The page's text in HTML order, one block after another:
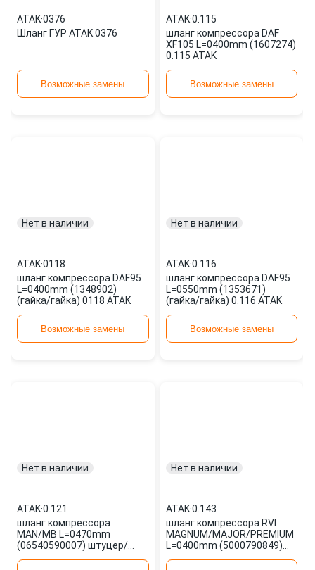
ATAK·0376
Шланг ГУР ATAK 0376
Возможные замены
ATAK·0.115
шланг компрессора DAF
XF105 L=0400mm (1607274)
0.115 ATAK
Возможные замены
Нет в наличии
ATAK·0118
шланг компрессора DAF95
L=0400mm (1348902)
(гайка/гайка) 0118 ATAK
Возможные замены
Нет в наличии
ATAK·0.116
шланг компрессора DAF95
L=0550mm (1353671)
(гайка/гайка) 0.116 ATAK
Возможные замены
Нет в наличии
ATAK·0.121
шланг компрессора
MAN/MB L=0470mm
(06540590007) штуцер/
Нет в наличии
ATAK·0.143
шланг компрессора RVI
MAGNUM/MAJOR/PREMIUM
L=0400mm (5000790849)